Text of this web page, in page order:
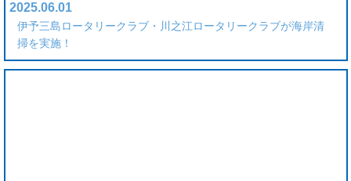
2025.06.01
伊予三島ロータリークラブ・川之江ロータリークラブが海岸清
掃を実施！